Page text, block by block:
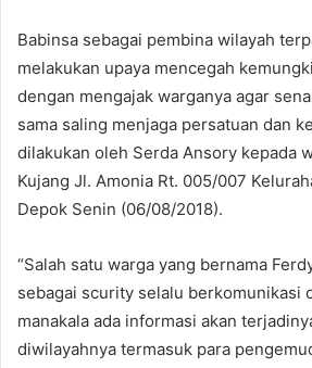
Babinsa sebagai pembina wilayah
melakukan upaya mencegah
dengan mengajak warganya agar
sama saling menjaga persatuan dan
dilakukan oleh Serda Ansory kepada
Kujang Jl. Amonia Rt. 005/007
Depok Senin (06/08/2018).
“Salah satu warga yang bernama
sebagai scurity selalu berkomunikasi
manakala ada informasi akan
diwilayahnya termasuk para